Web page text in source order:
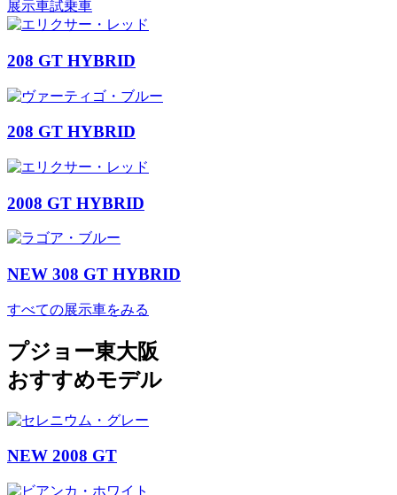
展示車試乗車
208 GT HYBRID
208 GT HYBRID
2008 GT HYBRID
NEW 308 GT HYBRID
すべての展示車をみる
プジョー東大阪
おすすめモデル
NEW 2008 GT